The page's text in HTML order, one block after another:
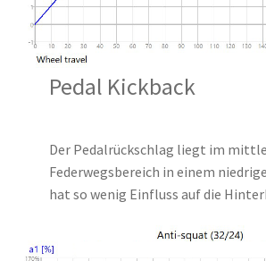
Pedal Kickback
Der Pedalrückschlag liegt im
Federwegsbereich in einem
hat so wenig Einfluss auf die